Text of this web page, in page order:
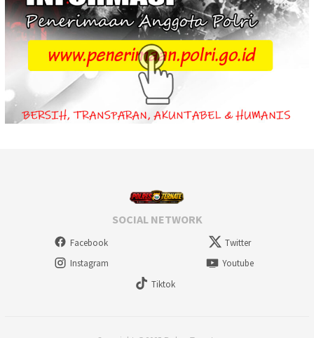
SOCIAL NETWORK
Facebook
Twitter
Instagram
Youtube
Tiktok